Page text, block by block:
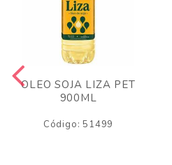
OLEO SOJA LIZA PET
900ML
Código: 51499